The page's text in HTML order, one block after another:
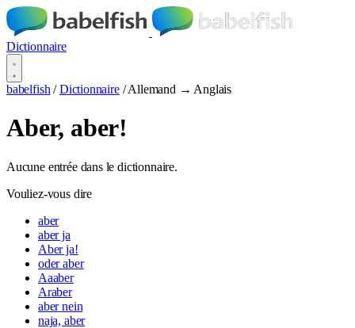
Dictionnaire
babelfish / Dictionnaire / Allemand → Anglais
Aber, aber!
Aucune entrée dans le dictionnaire.
Vouliez-vous dire
aber
aber ja
Aber ja!
oder aber
Aaaber
Araber
aber nein
naja, aber